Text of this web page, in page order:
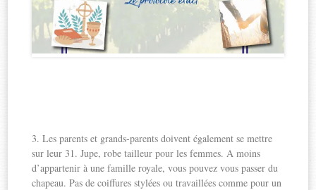
3. Les parents et grands-parents doivent également se mettre
sur leur 31. Jupe, robe tailleur pour les femmes. A moins
d’appartenir à une famille royale, vous pouvez vous passer du
chapeau. Pas de coiffures stylées ou travaillées comme pour un